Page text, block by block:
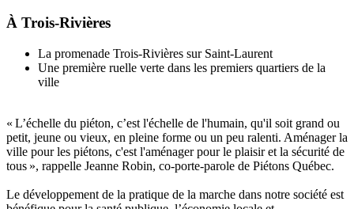
À Trois-Rivières
La promenade Trois-Rivières sur Saint-Laurent
Une première ruelle verte dans les premiers quartiers de la
ville
« L’échelle du piéton, c’est l'échelle de l'humain, qu'il soit grand ou
petit, jeune ou vieux, en pleine forme ou un peu ralenti. Aménager la
ville pour les piétons, c'est l'aménager pour le plaisir et la sécurité de
tous », rappelle Jeanne Robin, co-porte-parole de Piétons Québec.
Le développement de la pratique de la marche dans notre société est